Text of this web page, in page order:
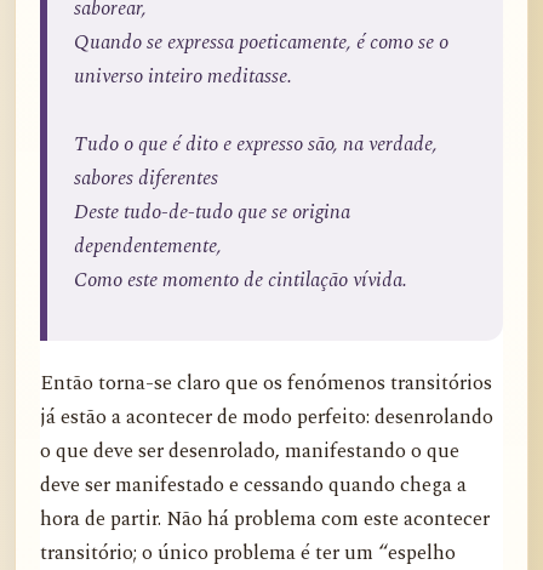
saborear,
Quando se expressa poeticamente, é como se o
universo inteiro meditasse.
Tudo o que é dito e expresso são, na verdade,
sabores diferentes
Deste tudo-de-tudo que se origina
dependentemente,
Como este momento de cintilação vívida.
Então torna-se claro que os fenómenos transitórios
já estão a acontecer de modo perfeito: desenrolando
o que deve ser desenrolado, manifestando o que
deve ser manifestado e cessando quando chega a
hora de partir. Não há problema com este acontecer
transitório; o único problema é ter um “espelho